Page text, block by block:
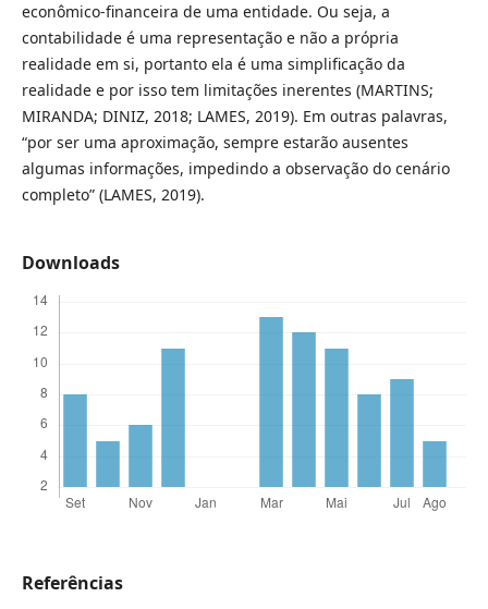
econômico-financeira de uma entidade. Ou seja, a
contabilidade é uma representação e não a própria
realidade em si, portanto ela é uma simplificação da
realidade e por isso tem limitações inerentes (MARTINS;
MIRANDA; DINIZ, 2018; LAMES, 2019). Em outras palavras,
“por ser uma aproximação, sempre estarão ausentes
algumas informações, impedindo a observação do cenário
completo” (LAMES, 2019).
Downloads
Referências